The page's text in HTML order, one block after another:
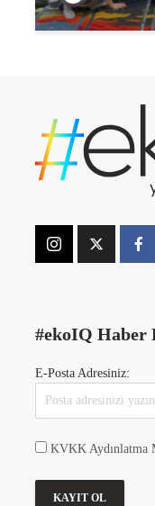
#ekoIQ Haber
E-Posta Adresiniz:
KVKK Aydınlatma